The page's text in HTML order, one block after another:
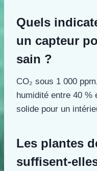
Quels
un capteur
sain ?
CO₂ sous 1 000
humidité entre 40 %
solide pour un
Les plantes
suffisent-